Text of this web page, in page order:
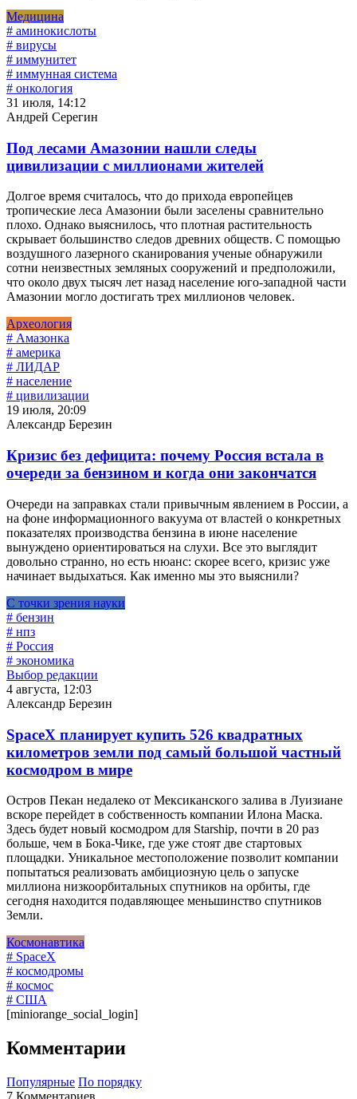
Медицина
# аминокислоты
# вирусы
# иммунитет
# иммунная система
# онкология
31 июля, 14:12
Андрей Серегин
Под лесами Амазонии нашли следы
цивилизации с миллионами жителей
Долгое время считалось, что до прихода европейцев
тропические леса Амазонии были заселены сравнительно
плохо. Однако выяснилось, что плотная растительность
скрывает большинство следов древних обществ. С помощью
воздушного лазерного сканирования ученые обнаружили
сотни неизвестных земляных сооружений и предположили,
что около двух тысяч лет назад население юго-западной части
Амазонии могло достигать трех миллионов человек.
Археология
# Амазонка
# америка
# ЛИДАР
# население
# цивилизации
19 июля, 20:09
Александр Березин
Кризис без дефицита: почему Россия встала в
очереди за бензином и когда они закончатся
Очереди на заправках стали привычным явлением в России, а
на фоне информационного вакуума от властей о конкретных
показателях производства бензина в июне население
вынуждено ориентироваться на слухи. Все это выглядит
довольно странно, но есть нюанс: скорее всего, кризис уже
начинает выдыхаться. Как именно мы это выяснили?
С точки зрения науки
# бензин
# нпз
# Россия
# экономика
Выбор редакции
4 августа, 12:03
Александр Березин
SpaceX планирует купить 526 квадратных
километров земли под самый большой частный
космодром в мире
Остров Пекан недалеко от Мексиканского залива в Луизиане
вскоре перейдет в собственность компании Илона Маска.
Здесь будет новый космодром для Starship, почти в 20 раз
больше, чем в Бока-Чике, где уже стоят две стартовых
площадки. Уникальное местоположение позволит компании
попытаться реализовать амбициозную цель о запуске
миллиона низкоорбитальных спутников на орбиты, где
сегодня находится подавляющее меньшинство спутников
Земли.
Космонавтика
# SpaceX
# космодромы
# космос
# США
[miniorange_social_login]
Комментарии
Популярные По порядку